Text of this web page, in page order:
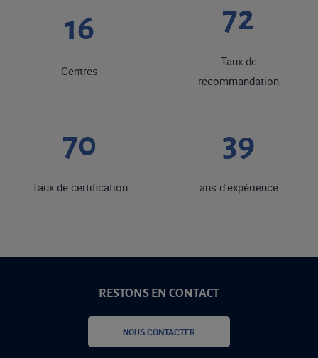
20
Centres
92
Taux de
recommandation
90
Taux de certification
50
ans d'expérience
RESTONS EN CONTACT
NOUS CONTACTER